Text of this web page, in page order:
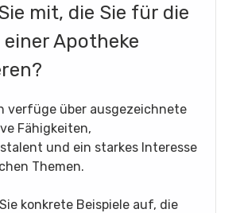
mit, die Sie für die
Apotheke
verfüge über ausgezeichnete
Fähigkeiten,
und ein starkes Interesse
Themen.
konkrete Beispiele auf, die